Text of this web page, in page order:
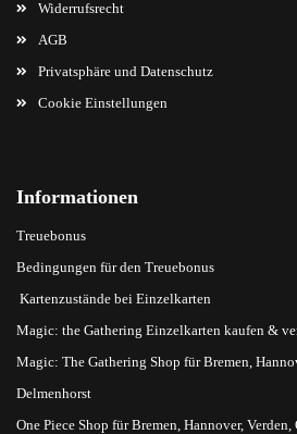
Widerrufsrecht
AGB
Privatsphäre und Datenschutz
Cookie Einstellungen
Informationen
Treuebonus
Bedingungen für den Treuebonus
Kartenzustände bei Einzelkarten
Magic: the Gathering Einzelkarten kaufen &
Magic: The Gathering Shop für Bremen,
Delmenhorst
One Piece Shop für Bremen, Hannover,